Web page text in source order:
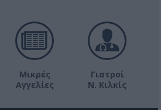
Μικρές
Αγγελίες
Γιατροί
Ν. Κιλκίς